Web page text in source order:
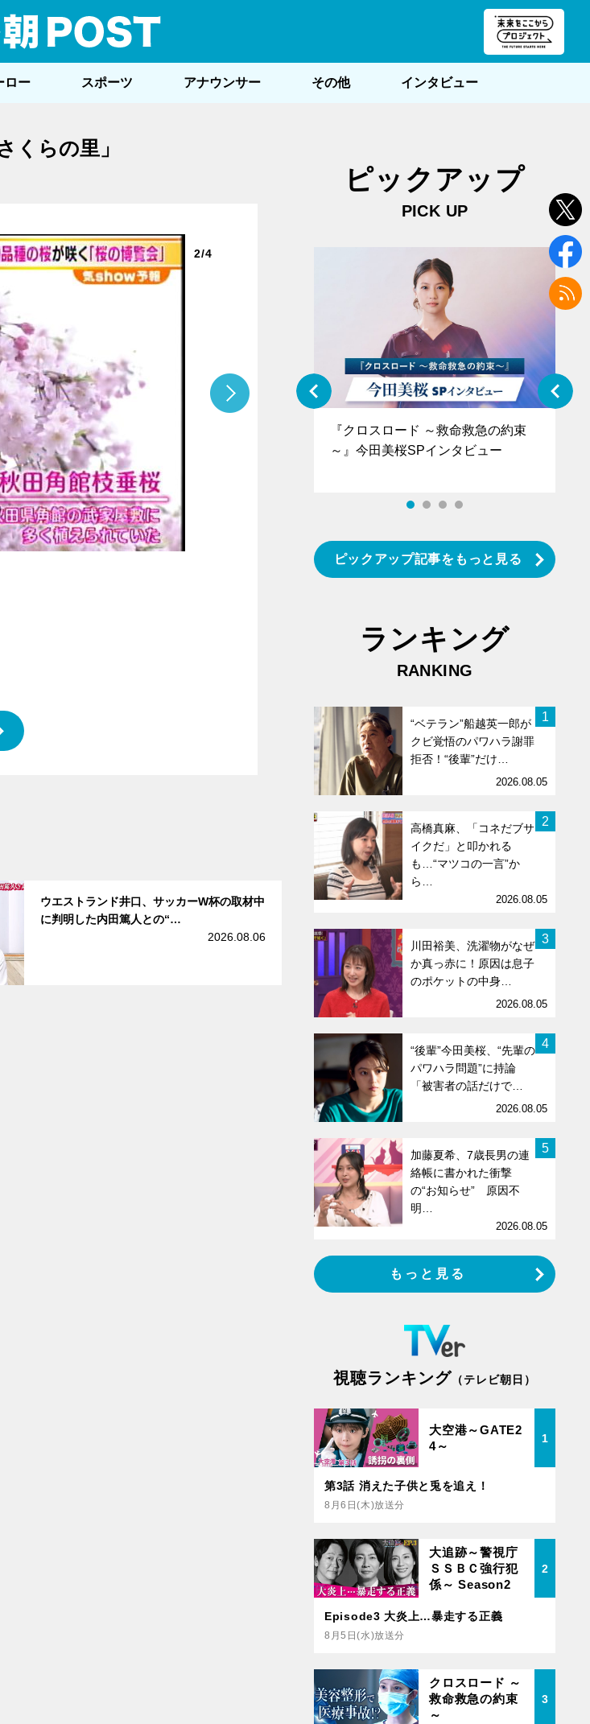
ロー スポーツ アナウンサー その他 インタビュー
くらの里」
2/4
ウエストランド井口、サッカーW杯の取材中
に判明した内田篤人との“…
2026.08.06
ピックアップ
PICK UP
『アイ＝ラブ！げーみんぐ』＝LOV
E齋藤樹愛羅＆佐々木舞香SPインタ
ビュー
『クロスロード ～救命救急の約束
～』今田美桜SPインタビュー
ピックアップ記事をもっと見る
ランキング
RANKING
1
“ベテラン”船越英一郎が
クビ覚悟のパワハラ謝罪
拒否！“後輩”だけ…
2026.08.05
2
高橋真麻、「コネだブサ
イクだ」と叩かれる
も…“マツコの一言”か
ら…
2026.08.05
3
川田裕美、洗濯物がなぜ
か真っ赤に！原因は息子
のポケットの中身…
2026.08.05
4
“後輩”今田美桜、“先輩
のパワハラ問題”に持論
「被害者の話だけで…
2026.08.05
5
加藤夏希、7歳長男の連
絡帳に書かれた衝撃
の“お知らせ” 原因不
明…
2026.08.05
もっと見る
視聴ランキング （テレビ朝日）
大空港～GATE2
4～
1
第3話 消えた子供と兎を追え！
8月6日(木)放送分
大追跡～警視庁
ＳＳＢＣ強行犯
係～ Season2
2
Episode3 大炎上…暴走する正義
8月5日(水)放送分
クロスロード ～
救命救急の約束
～
3